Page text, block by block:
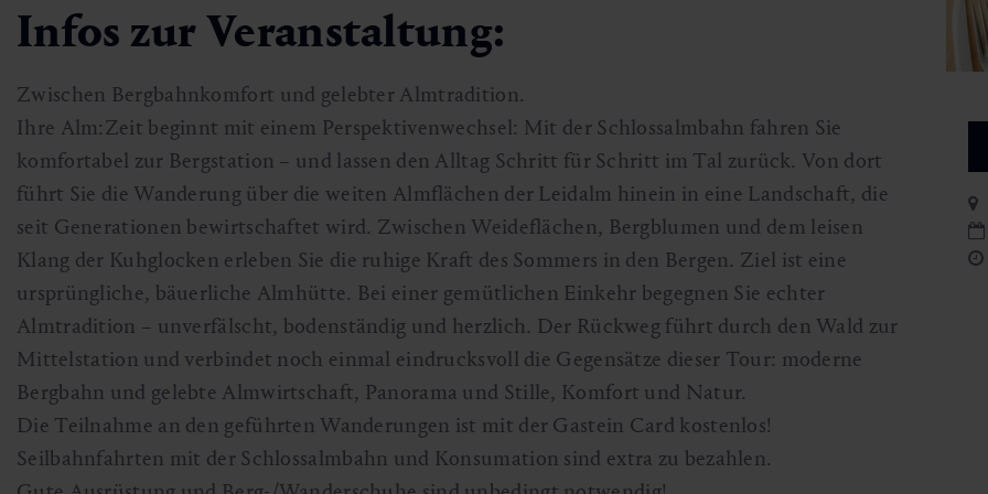
Skifahren & Snowboarden
Langlaufen
Bergbahnen & Lifte
Kur
Sportmedizin
Gesundheitsförderung
Kunst & Kultur
Gastein Card
Gastein von A-Z
Interaktive Karte
Genuss und Kulinarik
Infos zur Veranstaltung:
Zwischen Bergbahnkomfort und gelebter Almtradition.
Ihre Alm:Zeit beginnt mit einem Perspektivenwechsel: Mit der Schlossalmbahn fahren Sie
komfortabel zur Bergstation – und lassen den Alltag Schritt für Schritt im Tal zurück. Von dort
führt Sie die Wanderung über die weiten Almflächen der Leidalm hinein in eine Landschaft, die
seit Generationen bewirtschaftet wird. Zwischen Weideflächen, Bergblumen und dem leisen
Klang der Kuhglocken erleben Sie die ruhige Kraft des Sommers in den Bergen. Ziel ist eine
ursprüngliche, bäuerliche Almhütte. Bei einer gemütlichen Einkehr begegnen Sie echter
Almtradition – unverfälscht, bodenständig und herzlich. Der Rückweg führt durch den Wald zur
Mittelstation und verbindet noch einmal eindrucksvoll die Gegensätze dieser Tour: moderne
Bergbahn und gelebte Almwirtschaft, Panorama und Stille, Komfort und Natur.
Die Teilnahme an den geführten Wanderungen ist mit der Gastein Card kostenlos!
Seilbahnfahrten mit der Schlossalmbahn und Konsumation sind extra zu bezahlen.